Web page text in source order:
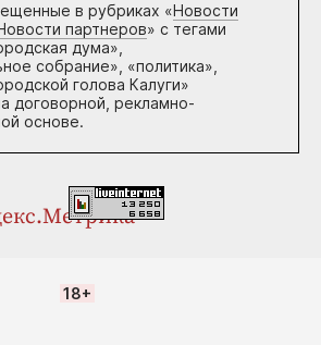
в рубриках «Новости
партнеров» с тегами
дума»,
собрание», «политика»,
голова Калуги»
договорной, рекламно-
основе.
18+